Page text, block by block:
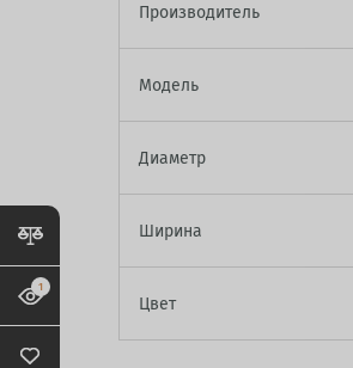
Производитель
Модель
Диаметр
Ширина
Цвет
1